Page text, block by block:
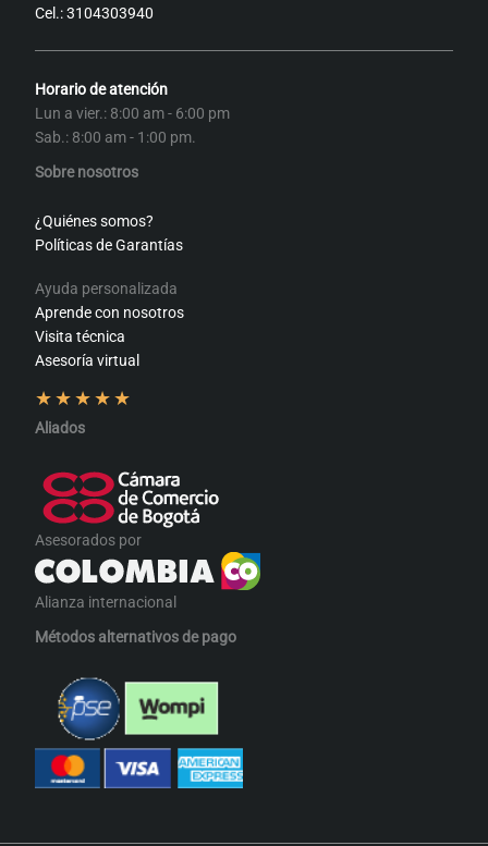
Cel.: 3104303940
Horario de atención
Lun a vier.: 8:00 am - 6:00 pm
Sab.: 8:00 am - 1:00 pm.
Sobre nosotros
¿Quiénes somos?
Políticas de Garantías
Ayuda personalizada
Aprende con nosotros
Visita técnica
Asesoría virtual
★★★★★
Aliados
Asesorados por
Alianza internacional
Métodos alternativos de pago